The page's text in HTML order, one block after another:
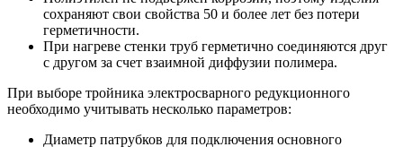
сохраняют свои свойства 50 и более лет без потери
герметичности.
При нагреве стенки труб герметично соединяются друг
с другом за счет взаимной диффузии полимера.
При выборе тройника электросварного редукционного
необходимо учитывать несколько параметров:
Диаметр патрубков для подключения основного